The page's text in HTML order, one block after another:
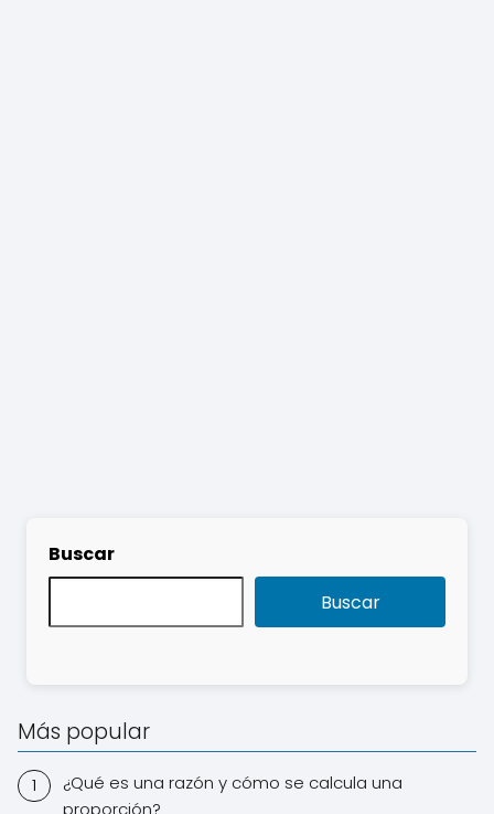
Buscar
Buscar
Más popular
¿Qué es una razón y cómo se calcula una
proporción?